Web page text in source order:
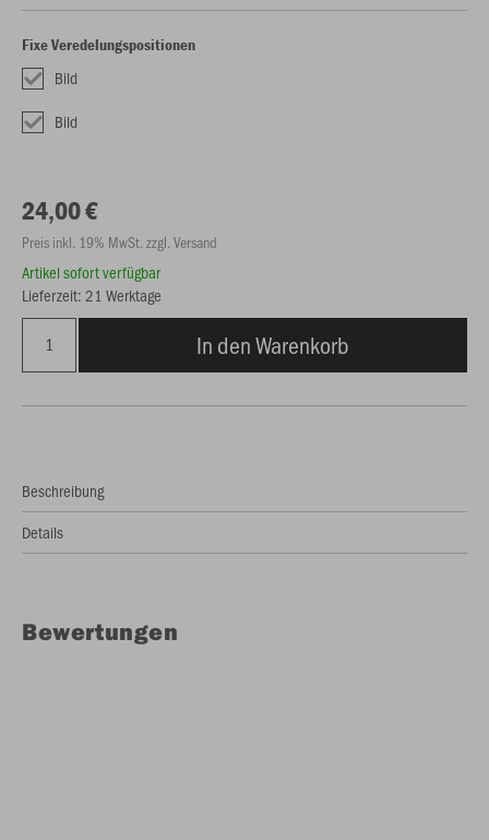
Fixe Veredelungspositionen
Bild
Bild
24,00 €
Preis inkl. 19% MwSt. zzgl. Versand
Artikel sofort verfügbar
Lieferzeit: 21 Werktage
In den Warenkorb
Beschreibung
Details
Bewertungen